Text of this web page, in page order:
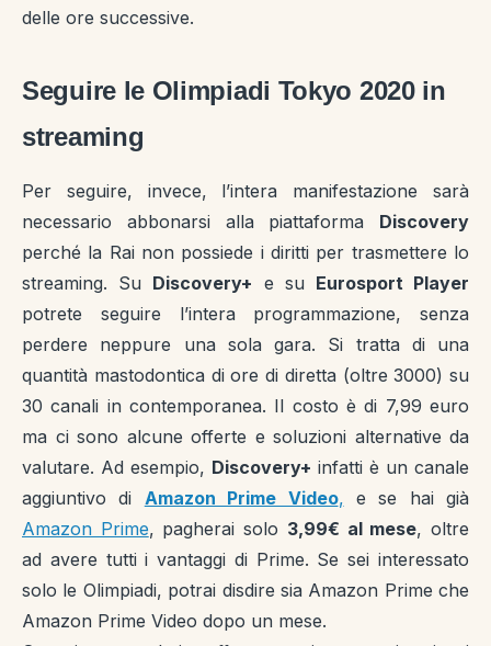
delle ore successive.
Seguire le Olimpiadi Tokyo 2020 in
streaming
Per seguire, invece, l’intera manifestazione sarà
necessario abbonarsi alla piattaforma Discovery
perché la Rai non possiede i diritti per trasmettere lo
streaming. Su Discovery+ e su Eurosport Player
potrete seguire l’intera programmazione, senza
perdere neppure una sola gara. Si tratta di una
quantità mastodontica di ore di diretta (oltre 3000) su
30 canali in contemporanea. Il costo è di 7,99 euro
ma ci sono alcune offerte e soluzioni alternative da
valutare. Ad esempio, Discovery+ infatti è un canale
aggiuntivo di Amazon Prime Video, e se hai già
Amazon Prime, pagherai solo 3,99€ al mese, oltre
ad avere tutti i vantaggi di Prime. Se sei interessato
solo le Olimpiadi, potrai disdire sia Amazon Prime che
Amazon Prime Video dopo un mese.